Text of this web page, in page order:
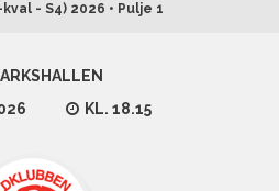
- S4) 2026 • Pulje 1
KL. 18.15